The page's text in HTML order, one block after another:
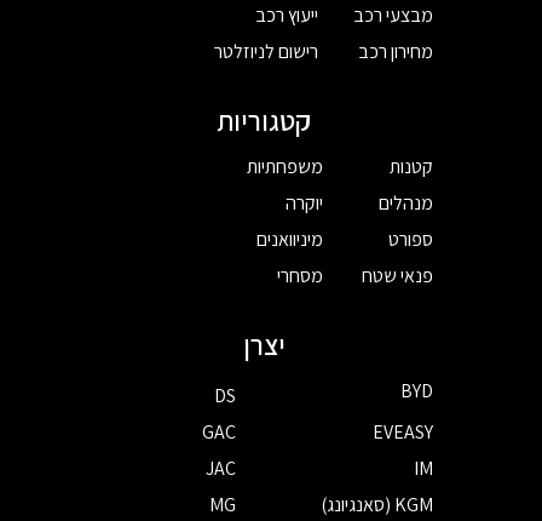
מבצעי רכב
מחירון רכב
ייעוץ רכב
רישום לניוזלטר
קטגוריות
קטנות
מנהלים
ספורט
פנאי שטח
משפחתיות
יוקרה
מיניוואנים
מסחרי
יצרן
BYD
DS
EVEASY
GAC
IM
JAC
KGM (סאנגיונג)
MG